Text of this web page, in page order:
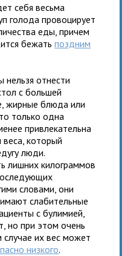
себя весьма
голода провоцирует
еды, причем
бежатьпоздним
нельзя отнести
с большей
жирные блюда или
только одна
привлекательна
веса, который
люди.
лишних килограммов
словами, они
слабительные
с булимией,
но при этом очень
их вес может
низкого.